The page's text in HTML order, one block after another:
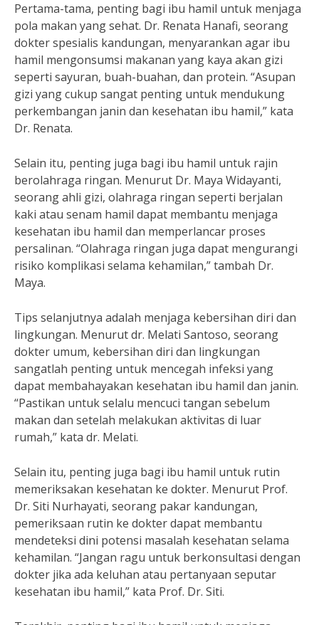
Pertama-tama, penting bagi ibu hamil untuk menjaga
pola makan yang sehat. Dr. Renata Hanafi, seorang
dokter spesialis kandungan, menyarankan agar ibu
hamil mengonsumsi makanan yang kaya akan gizi
seperti sayuran, buah-buahan, dan protein. “Asupan
gizi yang cukup sangat penting untuk mendukung
perkembangan janin dan kesehatan ibu hamil,” kata
Dr. Renata.
Selain itu, penting juga bagi ibu hamil untuk rajin
berolahraga ringan. Menurut Dr. Maya Widayanti,
seorang ahli gizi, olahraga ringan seperti berjalan
kaki atau senam hamil dapat membantu menjaga
kesehatan ibu hamil dan memperlancar proses
persalinan. “Olahraga ringan juga dapat mengurangi
risiko komplikasi selama kehamilan,” tambah Dr.
Maya.
Tips selanjutnya adalah menjaga kebersihan diri dan
lingkungan. Menurut dr. Melati Santoso, seorang
dokter umum, kebersihan diri dan lingkungan
sangatlah penting untuk mencegah infeksi yang
dapat membahayakan kesehatan ibu hamil dan janin.
“Pastikan untuk selalu mencuci tangan sebelum
makan dan setelah melakukan aktivitas di luar
rumah,” kata dr. Melati.
Selain itu, penting juga bagi ibu hamil untuk rutin
memeriksakan kesehatan ke dokter. Menurut Prof.
Dr. Siti Nurhayati, seorang pakar kandungan,
pemeriksaan rutin ke dokter dapat membantu
mendeteksi dini potensi masalah kesehatan selama
kehamilan. “Jangan ragu untuk berkonsultasi dengan
dokter jika ada keluhan atau pertanyaan seputar
kesehatan ibu hamil,” kata Prof. Dr. Siti.